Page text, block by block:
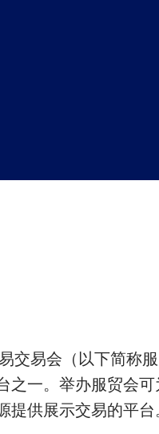
交易会（以下简称
一。举办服贸会
供展示交易的平台